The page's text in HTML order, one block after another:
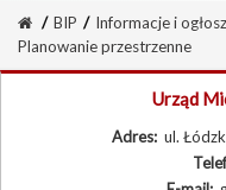
/ BIP / Informacje i
Planowanie przestrzenne
Urząd
Adres: ul.